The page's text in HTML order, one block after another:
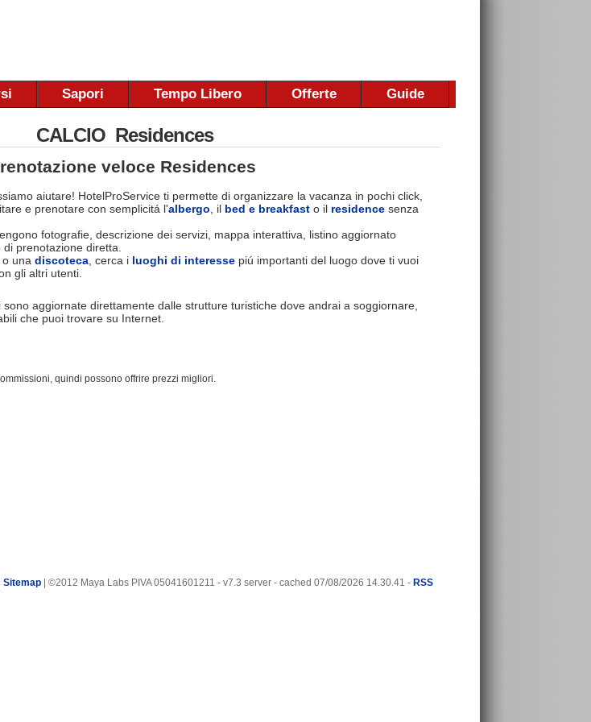
Sapori Tempo Libero Offerte Guide
CALCIO Residences
veloce Residences
aiutare! HotelProService ti permette di organizzare la vacanza in pochi click,
e prenotare con semplicitá l'albergo , il bed e breakfast o il residence senza
fotografie, descrizione dei servizi, mappa interattiva, listino aggiornato
prenotazione diretta.
o una discoteca , cerca i luoghi di interesse piú importanti del luogo dove ti vuoi
gli altri utenti.
aggiornate direttamente dalle strutture turistiche dove andrai a soggiornare,
che puoi trovare su Internet.
quindi possono offrire prezzi migliori.
Sitemap | ©2012 Maya Labs PIVA 05041601211 - v7.3 server - cached 07/08/2026 14.30.41 - RSS